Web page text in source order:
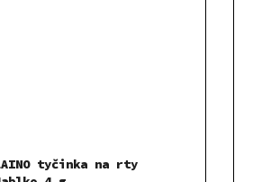
tyčinka na rty